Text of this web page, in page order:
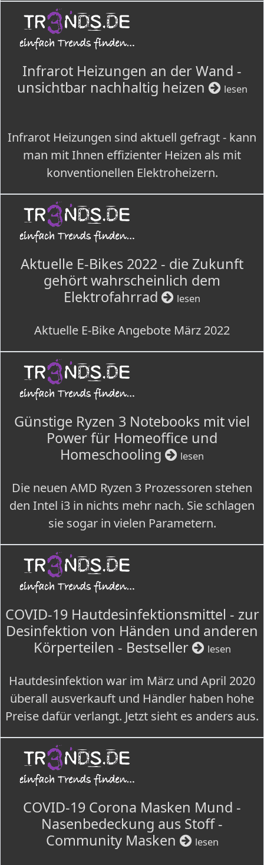
Infrarot Heizungen an der Wand -
unsichtbar nachhaltig heizen
lesen
Infrarot Heizungen sind aktuell gefragt - kann
man mit Ihnen effizienter Heizen als mit
konventionellen Elektroheizern.
Aktuelle E-Bikes 2022 - die Zukunft
gehört wahrscheinlich dem
Elektrofahrrad
lesen
Aktuelle E-Bike Angebote März 2022
Günstige Ryzen 3 Notebooks mit viel
Power für Homeoffice und
Homeschooling
lesen
Die neuen AMD Ryzen 3 Prozessoren stehen
den Intel i3 in nichts mehr nach. Sie schlagen
sie sogar in vielen Parametern.
COVID-19 Hautdesinfektionsmittel - zur
Desinfektion von Händen und anderen
Körperteilen - Bestseller
lesen
Hautdesinfektion war im März und April 2020
überall ausverkauft und Händler haben hohe
Preise dafür verlangt. Jetzt sieht es anders aus.
COVID-19 Corona Masken Mund -
Nasenbedeckung aus Stoff -
Community Masken
lesen